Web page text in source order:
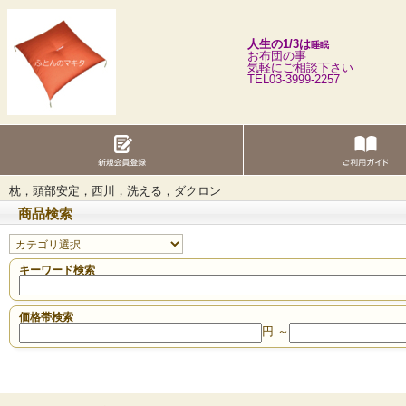
人生の1/3は睡眠
お布団の事
気軽にご相談下さい
TEL03-3999-2257
枕，頭部安定，西川，洗える，ダクロン
商品検索
キーワード検索
価格帯検索
円 ～